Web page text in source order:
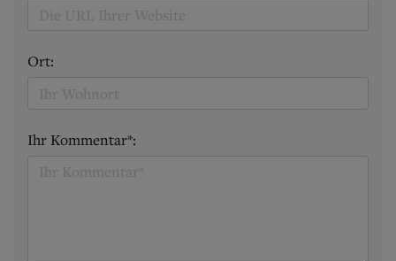
Ort:
Ihr Kommentar*: